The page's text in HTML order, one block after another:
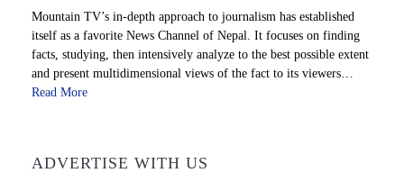
Mountain TV’s in-depth approach to journalism has established
itself as a favorite News Channel of Nepal. It focuses on finding
facts, studying, then intensively analyze to the best possible extent
and present multidimensional views of the fact to its viewers…
Read More
ADVERTISE WITH US